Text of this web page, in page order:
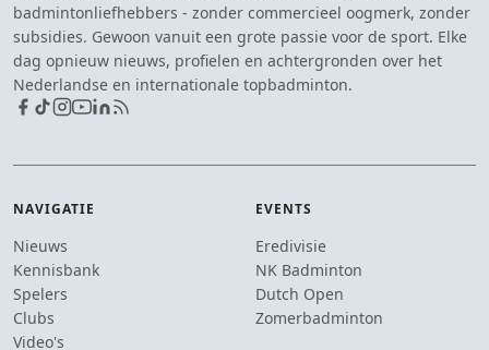
badmintonliefhebbers - zonder commercieel oogmerk, zonder
subsidies. Gewoon vanuit een grote passie voor de sport. Elke
dag opnieuw nieuws, profielen en achtergronden over het
Nederlandse en internationale topbadminton.
NAVIGATIE
Nieuws
Kennisbank
Spelers
Clubs
Video's
EVENTS
Eredivisie
NK Badminton
Dutch Open
Zomerbadminton